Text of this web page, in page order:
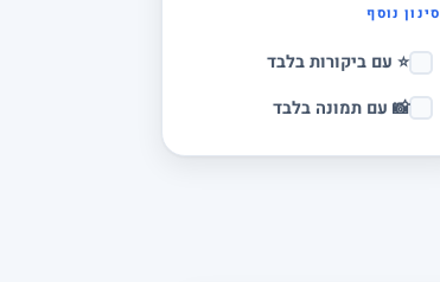
סינון נוסף
⭐ עם ביקורות בלבד
📸 עם תמונה בלבד